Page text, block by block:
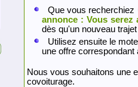
Que vous
annonce : Vous serez
dès qu'un nouveau
Utilisez ensuite le
une offre
Nous vous souhaitons une
covoiturage.